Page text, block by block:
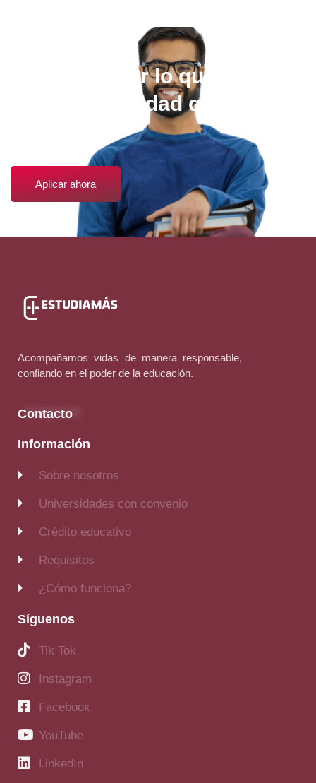
Elige estudiar lo que quieras,
en la universidad que más te
Aplicar ahora
Acompañamos vidas de manera responsable,
confiando en el poder de la educación.
Contacto
Información
Sobre nosotros
Universidades con convenio
Crédito educativo
Requisitos
¿Cómo funciona?
Síguenos
Tik Tok
Instagram
Facebook
YouTube
LinkedIn